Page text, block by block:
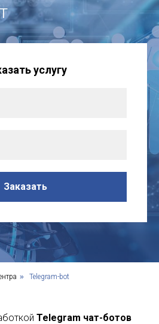
услугу
Заказать
» Telegram-bot
Telegram чат-ботов